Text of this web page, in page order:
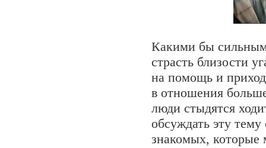
Какими бы
страсть близости
на помощь и
в отношения
люди стыдятся
обсуждать эту
знакомых, которые